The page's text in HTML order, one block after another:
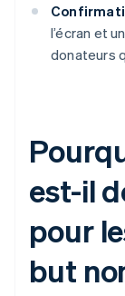
l’écran et
donateurs
est-il
pour
but